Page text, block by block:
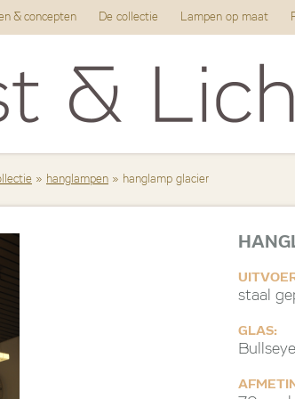
& concepten De collectie Lampen op maat
» hanglampen » hanglamp glacier
staal
GLAS: